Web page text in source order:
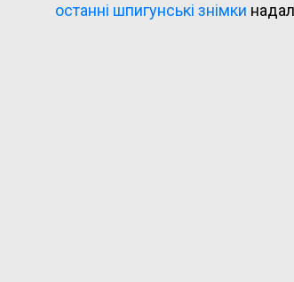
останні шпигунські знімки